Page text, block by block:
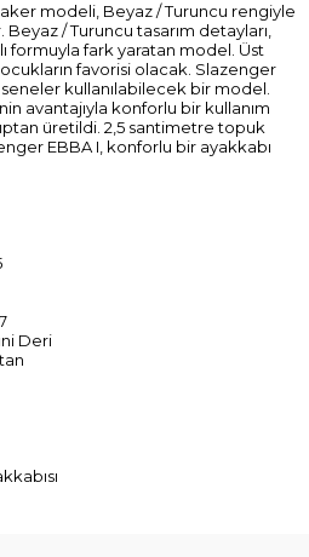
modeli, Beyaz / Turuncu rengiyle
/ Turuncu tasarım detayları,
formuyla fark yaratan model. Üst
favorisi olacak. Slazenger
seneler kullanılabilecek bir model.
avantajıyla konforlu bir kullanım
üretildi. 2,5 santimetre topuk
EBBA I, konforlu bir ayakkabı
Deri